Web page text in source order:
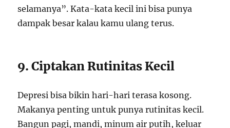
selamanya”. Kata-kata kecil ini bisa punya
dampak besar kalau kamu ulang terus.
9. Ciptakan Rutinitas Kecil
Depresi bisa bikin hari-hari terasa kosong.
Makanya penting untuk punya rutinitas kecil.
Bangun pagi, mandi, minum air putih, keluar